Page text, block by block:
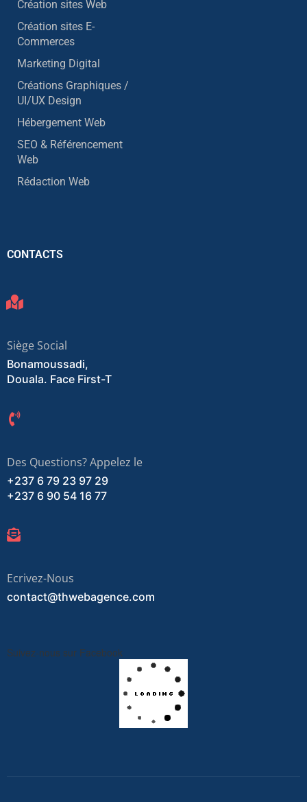
Création sites Web
Création sites E-
Commerces
Marketing Digital
Créations Graphiques /
UI/UX Design
Hébergement Web
SEO & Référencement
Web
Rédaction Web
CONTACTS
Siège Social
Bonamoussadi,
Douala. Face First-T
Des Questions? Appelez le
+237 6 79 23 97 29
+237 6 90 54 16 77
Ecrivez-Nous
contact@thwebagence.com
Suivez-nous sur Facebook